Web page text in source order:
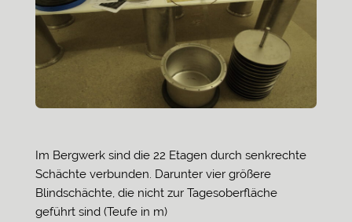
Im Bergwerk sind die 22 Etagen durch senkrechte
Schächte verbunden. Darunter vier größere
Blindschächte, die nicht zur Tagesoberfläche
geführt sind (Teufe in m)